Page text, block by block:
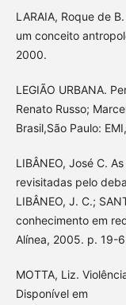
LARAIA, Roque de
um conceito
2000.
LEGIÃO URBANA.
Renato Russo;
Brasil,São Paulo:
LIBÂNEO, José C.
revisitadas pelo
LIBÂNEO, J. C.;
conhecimento em
Alínea, 2005. p. 19-
MOTTA, Liz.
Disponível em